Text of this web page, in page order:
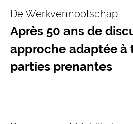
De Werkvennootschap
Après 50 ans de
approche adaptée à
parties prenantes